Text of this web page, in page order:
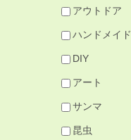
アウトドア
ハンドメイド
DIY
アート
サンマ
昆虫